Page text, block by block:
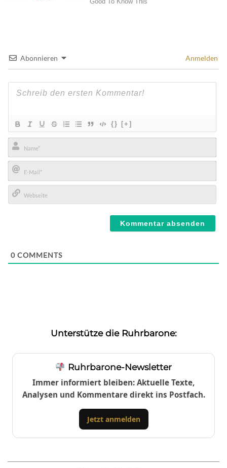
Abonnieren Anmelden
{} [+]
Name*
E-
Mail*
0 COMMENTS
Unterstütze die Ruhrbarone:
Ruhrbarone-Newsletter
Immer informiert bleiben: Aktuelle Texte,
Analysen und Kommentare direkt ins Postfach.
Jetzt anmelden